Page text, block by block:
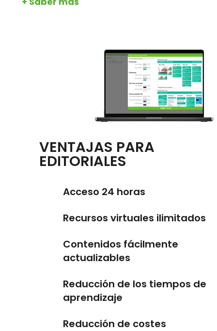
VENTAJAS PARA
EDITORIALES
Acceso 24 horas
Recursos virtuales ilimitados
Contenidos fácilmente
actualizables
Reducción de los tiempos de
aprendizaje
Reducción de costes